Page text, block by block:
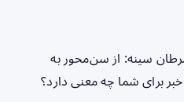
سینه: از سن‌محور به
برای شما چه معنی دارد؟